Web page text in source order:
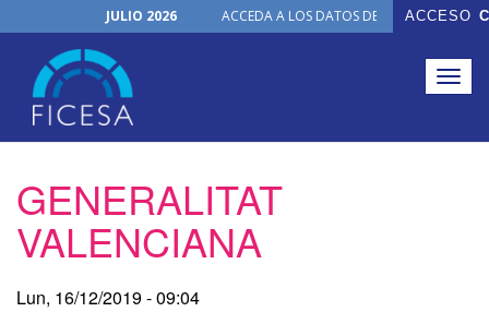
contenido
principal
JULIO 2026
30 de junio de 2026
Junio, 2026
Julio, 2026
Noticias
ACCEDA A LOS DATOS DE TODOS LOS
ACCESO
GENERALITAT
VALENCIANA
Lun, 16/12/2019 - 09:04